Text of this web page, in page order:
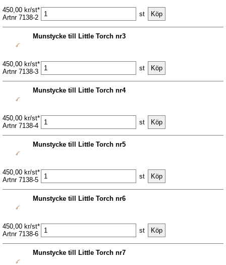
450,00 kr/st*
Artnr 7138-2
st
Munstycke till Little Torch nr3
450,00 kr/st*
Artnr 7138-3
st
Munstycke till Little Torch nr4
450,00 kr/st*
Artnr 7138-4
st
Munstycke till Little Torch nr5
450,00 kr/st*
Artnr 7138-5
st
Munstycke till Little Torch nr6
450,00 kr/st*
Artnr 7138-6
st
Munstycke till Little Torch nr7